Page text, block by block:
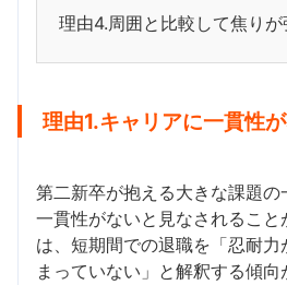
理由4.周囲と比較して焦りが
理由1.キャリアに一貫性
第二新卒が抱える大きな課題
一貫性がないと見なされること
は、短期間での退職を「忍耐
まっていない」と解釈する傾